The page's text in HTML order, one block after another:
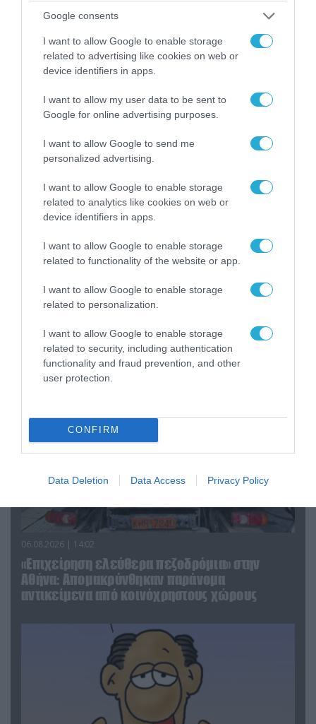
Google consents
I want to allow Google to enable storage
related to advertising like cookies on web or
device identifiers in apps.
I want to allow my user data to be sent to
Google for online advertising purposes.
I want to allow Google to send me
personalized advertising.
I want to allow Google to enable storage
related to analytics like cookies on web or
device identifiers in apps.
I want to allow Google to enable storage
related to functionality of the website or app.
I want to allow Google to enable storage
related to personalization.
I want to allow Google to enable storage
related to security, including authentication
functionality and fraud prevention, and other
user protection.
CONFIRM
Data Deletion Data Access Privacy Policy
08.08.2026 | 09:02
«Η απόλυτη τραγωδία»: Η «αιχμηρή» ανάρτηση
07.08.2026 | 20:02
Ο Γιάννης Αλαφούζος «τέλειωσε» τον
Κωνσταντίνο Ζούλα από τον ΣΚΑΪ – Ο λόγος της
απομάκρυνσής του
06.08.2026 | 14:02
«Επιχείρηση ελεύθερα πεζοδρόμια» στην
Αθήνα: Απομακρύνθηκαν παράνομα
αντικείμενα από κοινόχρηστους χώρους